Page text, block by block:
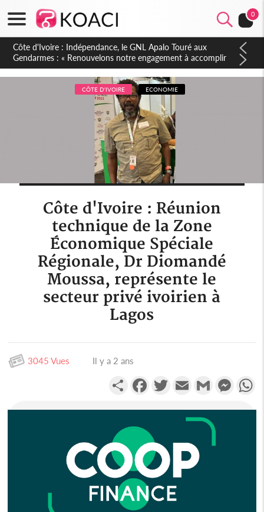
0
Sierra Leone : Un projet de réforme constitutionnelle en
gestation, points clés des amendements, un exclu d'avance
CÔTE D'IVOIRE ECONOMIE
Côte d'Ivoire : Réunion
technique de la Zone
Économique Spéciale
Régionale, Dr Diomandé
Moussa, représente le
secteur privé ivoirien à
Lagos
3045 Vues Il y a 2 ans
PartagerFacebookTwitterEmail Gmail